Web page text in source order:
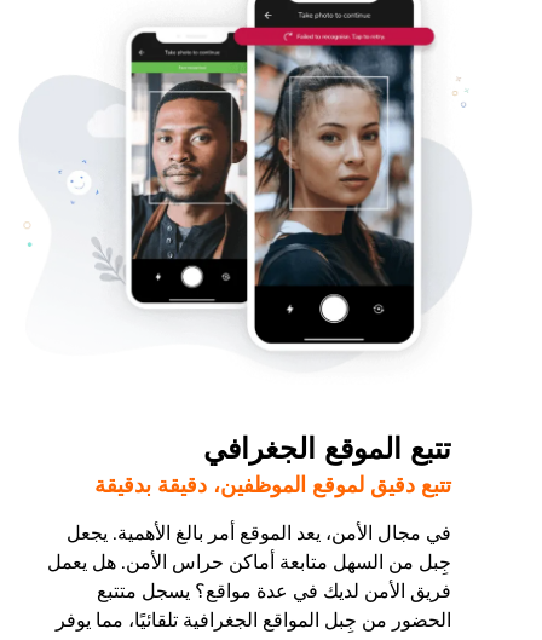
تتبع الموقع الجغرافي
تتبع دقيق لموقع الموظفين، دقيقة بدقيقة
في مجال الأمن، يعد الموقع أمر بالغ الأهمية. يجعل
جِبل من السهل متابعة أماكن حراس الأمن. هل يعمل
فريق الأمن لديك في عدة مواقع؟ يسجل متتبع
الحضور من جِبل المواقع الجغرافية تلقائيًا، مما يوفر